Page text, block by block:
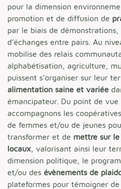
pour la dimension
promotion et de diffusion de
par le biais de démonstrations,
d’échanges entre pairs. Au
mobilise des relais
alphabétisation, agriculture,
puissent s’organiser sur leur
alimentation saine et variée
émancipateur. Du point de vue
accompagnons les
de femmes et/ou de jeunes
transformer et de mettre sur
locaux , valorisant ainsi leur
dimension politique, le
et/ou des évènements de
plateformes pour témoigner